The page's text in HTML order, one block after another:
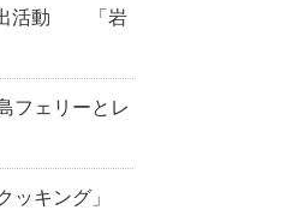
出活動 「岩
ェリーとレ
キング」